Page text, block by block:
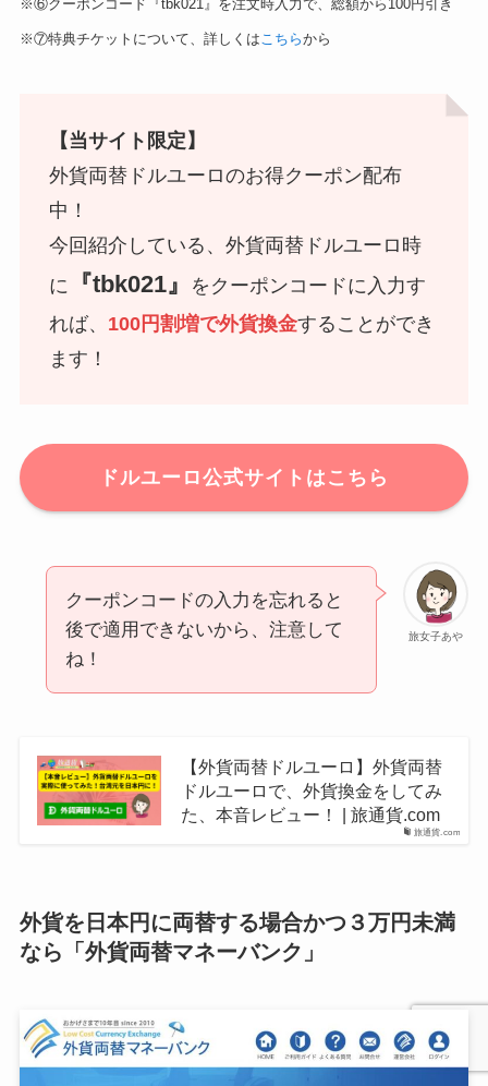
※⑥クーポンコード『tbk021』を注文時入力で、総額から100円引き
※⑦特典チケットについて、詳しくは こちらから
【当サイト限定】
外貨両替ドルユーロのお得クーポン配布
中！
今回紹介している、外貨両替ドルユーロ時
に
『tbk021』
をクーポンコードに入力す
れば、 100円割増で外貨換金することができ
ます！
ドルユーロ公式サイトはこちら
旅女子あや
クーポンコードの入力を忘れると
後で適用できないから、注意して
ね！
旅通貨.com
【外貨両替ドルユーロ】外貨両替
ドルユーロで、外貨換金をしてみ
た、本音レビュー！ | 旅通貨.com
外貨を日本円に両替する場合かつ３万円未満
なら「外貨両替マネーバンク」